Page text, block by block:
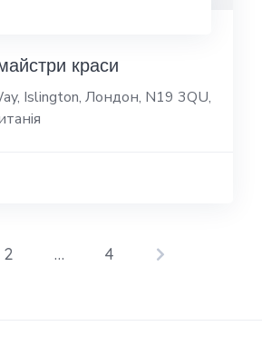
краси
Islington, Лондон, N19 3QU,
2 … 4